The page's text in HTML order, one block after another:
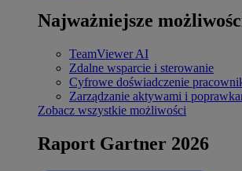
Najważniejsze
TeamViewer AI
Zdalne wsparcie i sterowanie
Cyfrowe doświadczenie
Zarządzanie aktywami i
Zobacz wszystkie możliwości
Raport Gartner 2026